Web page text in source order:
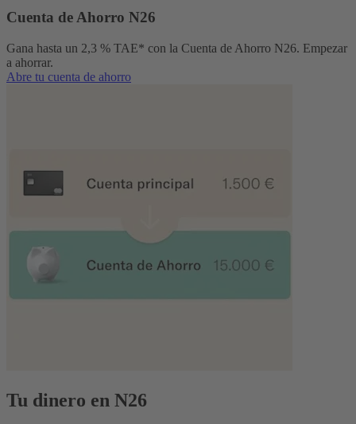
Cuenta de Ahorro N26
Gana hasta un 2,3 % TAE* con la Cuenta de Ahorro N26. Empezar
a ahorrar.
Abre tu cuenta de ahorro
​​Tu dinero en N26